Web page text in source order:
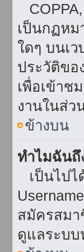
เป็นกฏหม
ใดๆ บนเ
ประวัติขอ
เพื่อเข้าช
งานในส่ว
ข้างบน
ทำไมฉันถึ
เป็นไปไ
สมัครสมา
ดูแลระบ